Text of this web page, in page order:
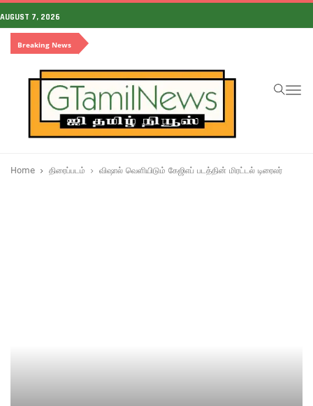
AUGUST 7, 2026
Breaking News
Home திரைப்படம் விஷால் வெளியிடும் கேஜிஎப் படத்தின் மிரட்டல் டிரைலர்